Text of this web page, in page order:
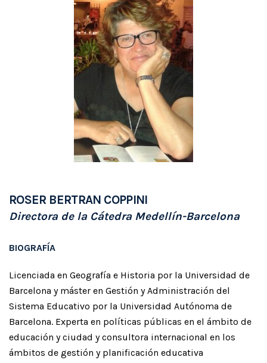
ROSER BERTRAN COPPINI
Directora de la Cátedra Medellín-Barcelona
BIOGRAFÍA
Licenciada en Geografía e Historia por la Universidad de
Barcelona y máster en Gestión y Administración del
Sistema Educativo por la Universidad Autónoma de
Barcelona. Experta en políticas públicas en el ámbito de
educación y ciudad y consultora internacional en los
ámbitos de gestión y planificación educativa